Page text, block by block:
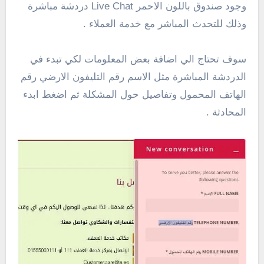
وجود صندوق باللون الاحمر Live Chat دردشة مباشرة
وذلك للتحدث المباشر مع خدمة العملاء .
سوف تحتاج الي اضافة بعض المعلومات لكي تبدء في
الدردشة المباشرة مثل الاسم رقم التليفون الارضي رقم
الهاتف المحمول وتفاصيل حول المشكلة ثم اضغط ابدء
المحادثة .